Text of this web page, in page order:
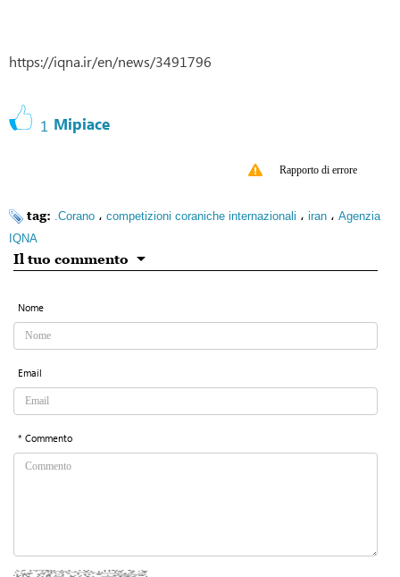
https://iqna.ir/en/news/3491796
1 Mipiace
Rapporto di errore
tag: .Corano ، competizioni coraniche internazionali ، iran ، Agenzia
IQNA
Il tuo commento
Nome
Email
* Commento